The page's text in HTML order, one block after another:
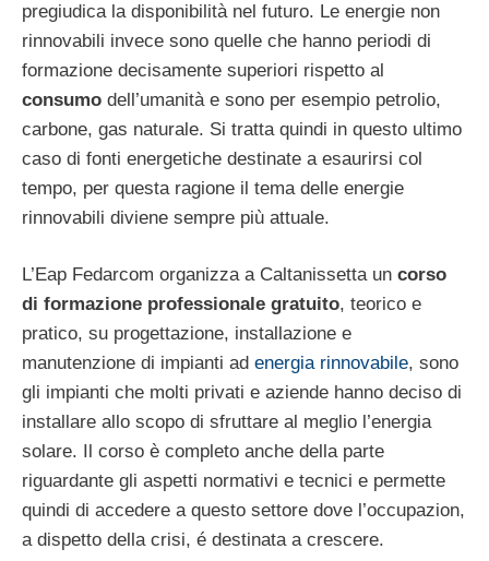
pregiudica la disponibilità nel futuro. Le energie non
rinnovabili invece sono quelle che hanno periodi di
formazione decisamente superiori rispetto al
consumo dell’umanità e sono per esempio petrolio,
carbone, gas naturale. Si tratta quindi in questo ultimo
caso di fonti energetiche destinate a esaurirsi col
tempo, per questa ragione il tema delle energie
rinnovabili diviene sempre più attuale.
L’Eap Fedarcom organizza a Caltanissetta un corso
di formazione professionale gratuito, teorico e
pratico, su progettazione, installazione e
manutenzione di impianti ad energia rinnovabile, sono
gli impianti che molti privati e aziende hanno deciso di
installare allo scopo di sfruttare al meglio l’energia
solare. Il corso è completo anche della parte
riguardante gli aspetti normativi e tecnici e permette
quindi di accedere a questo settore dove l’occupazion,
a dispetto della crisi, é destinata a crescere.